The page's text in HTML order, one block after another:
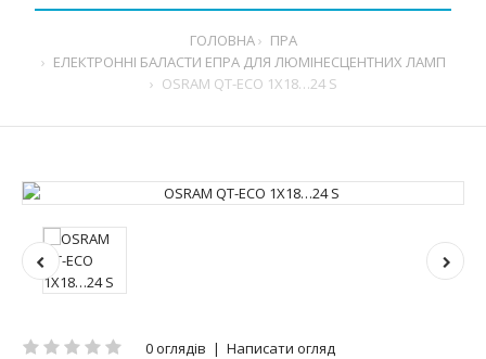
ГОЛОВНА
ПРА
ЕЛЕКТРОННІ БАЛАСТИ ЕПРА ДЛЯ ЛЮМІНЕСЦЕНТНИХ ЛАМП
OSRAM QT-ECO 1X18…24 S
0 оглядів | Написати огляд